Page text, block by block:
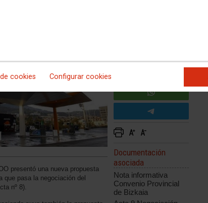
cookies Configurar cookies
presentó una nueva propuesta
que pasa la negociación del
nº 8).
Documentación
asociada
Nota informativa
Convenio Provincial
de Bizkaia